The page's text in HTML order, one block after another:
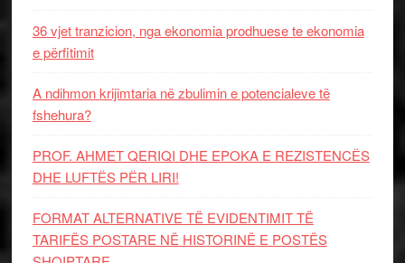
36 vjet tranzicion, nga ekonomia prodhuese te ekonomia
e përfitimit
A ndihmon krijimtaria në zbulimin e potencialeve të
fshehura?
PROF. AHMET QERIQI DHE EPOKA E REZISTENCЁS
DHE LUFTЁS PЁR LIRI!
FORMAT ALTERNATIVE TË EVIDENTIMIT TË
TARIFËS POSTARE NË HISTORINË E POSTËS